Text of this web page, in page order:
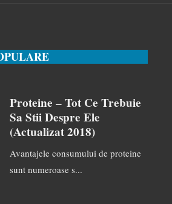
Proteine – Tot Ce Trebuie
Sa Stii Despre Ele
(actualizat 2018)
Avantajele consumului de proteine
sunt numeroase s...